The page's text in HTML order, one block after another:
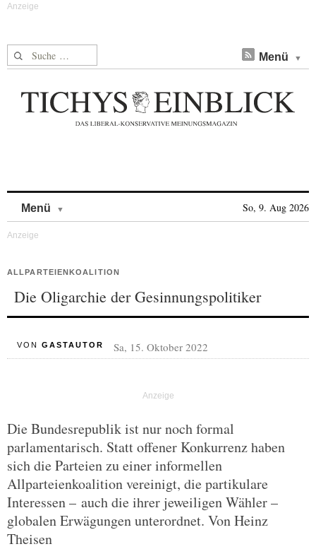
Suche nach: Menü
Menü So, 9. Aug 2026
ALLPARTEIENKOALITION
Die Oligarchie der Gesinnungspolitiker
VON GASTAUTOR Sa, 15. Oktober 2022
Die Bundesrepublik ist nur noch formal
parlamentarisch. Statt offener Konkurrenz haben
sich die Parteien zu einer informellen
Allparteienkoalition vereinigt, die partikulare
Interessen – auch die ihrer jeweiligen Wähler –
globalen Erwägungen unterordnet. Von Heinz
Theisen